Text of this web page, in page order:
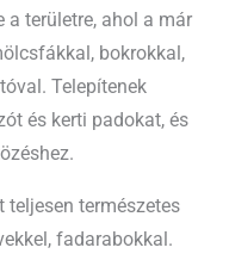
a területre, ahol a már
bokrokkal,
Telepítenek
és kerti padokat, és
természetes
fadarabokkal.